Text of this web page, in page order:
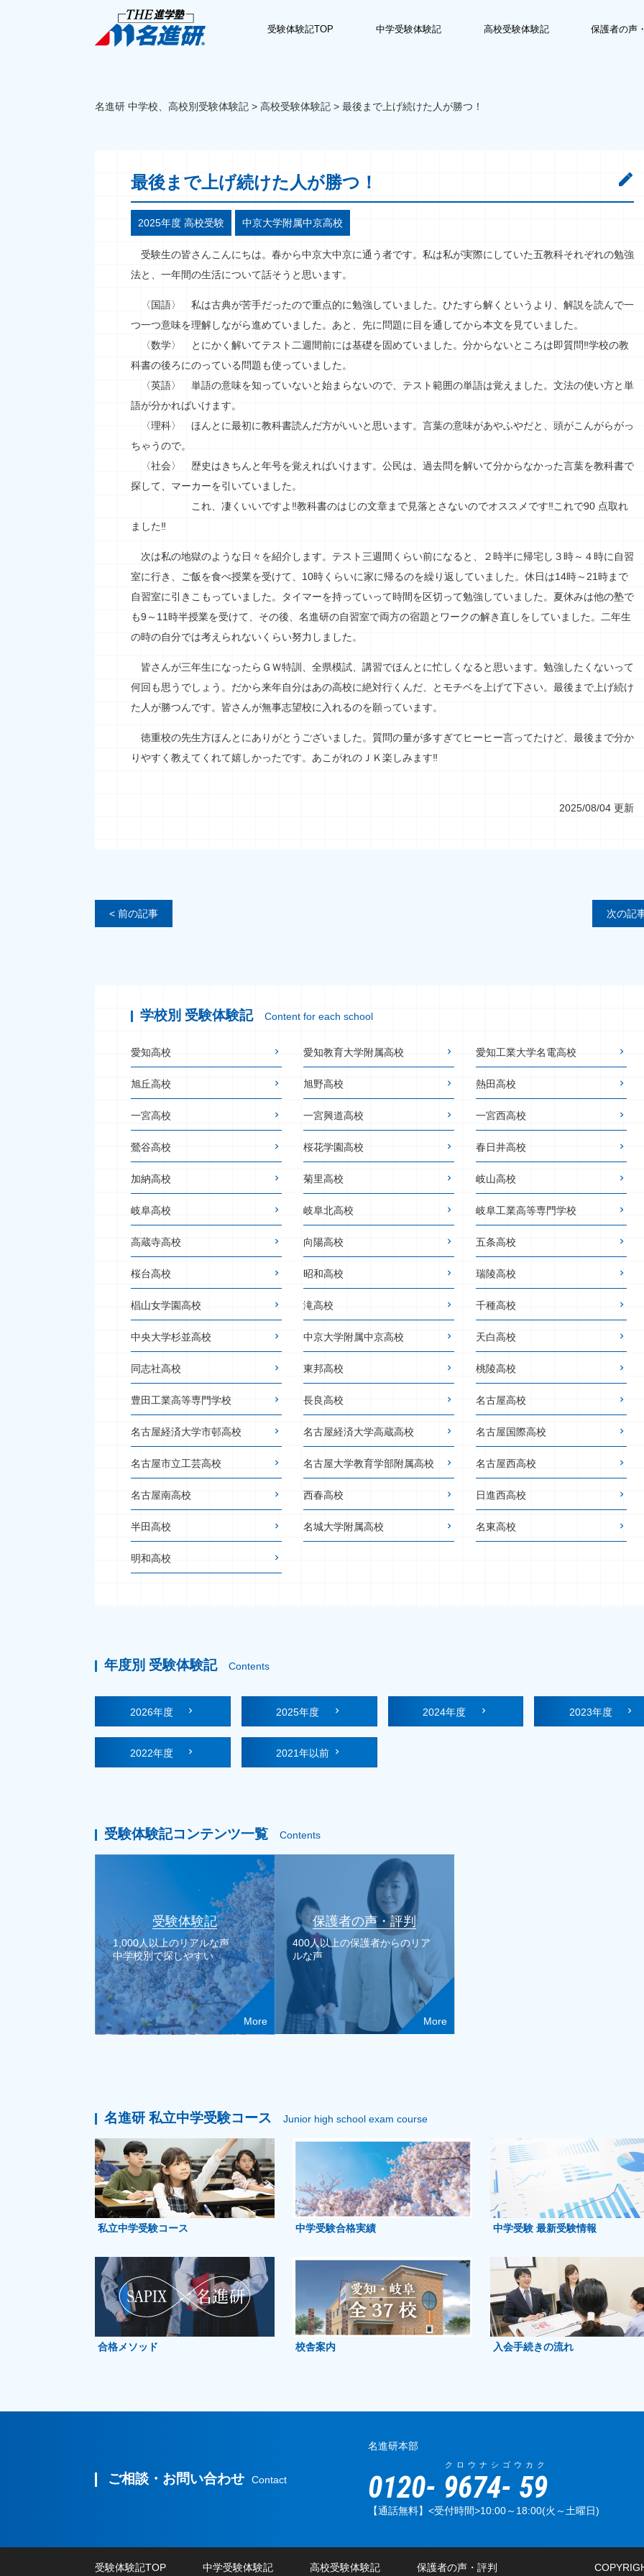
受験体験記TOP 中学受験体験記 高校受験体験記 保護者の声
名進研 中学校、高校別受験体験記 > 高校受験体験記 > 最後まで上げ続けた人が勝つ！
最後まで上げ続けた人が勝つ！
2025年度 高校受験 中京大学附属中京高校
受験生の皆さんこんにちは。春から中京大中京に通う者です。私は私が実際にしていた五教科それぞれの勉強
法と、一年間の生活について話そうと思います。
〈国語〉 私は古典が苦手だったので重点的に勉強していました。ひたすら解くというより、解説を読んで一
つ一つ意味を理解しながら進めていました。あと、先に問題に目を通してから本文を見ていました。
〈数学〉 とにかく解いてテスト二週間前には基礎を固めていました。分からないところは即質問‼学校の教
科書の後ろにのっている問題も使っていました。
〈英語〉 単語の意味を知っていないと始まらないので、テスト範囲の単語は覚えました。文法の使い方と単
語が分かればいけます。
〈理科〉 ほんとに最初に教科書読んだ方がいいと思います。言葉の意味があやふやだと、頭がこんがらがっ
ちゃうので。
〈社会〉 歴史はきちんと年号を覚えればいけます。公民は、過去問を解いて分からなかった言葉を教科書で
探して、マーカーを引いていました。
これ、凄くいいですよ‼教科書のはじの文章まで見落とさないのでオススメです‼これで90 点取れ
ました‼
次は私の地獄のような日々を紹介します。テスト三週間くらい前になると、２時半に帰宅し３時～４時に自習
室に行き、ご飯を食べ授業を受けて、10時くらいに家に帰るのを繰り返していました。休日は14時～21時まで
自習室に引きこもっていました。タイマーを持っていって時間を区切って勉強していました。夏休みは他の塾で
も9～11時半授業を受けて、その後、名進研の自習室で両方の宿題とワークの解き直しをしていました。二年生
の時の自分では考えられないくらい努力しました。
皆さんが三年生になったらＧＷ特訓、全県模試、講習でほんとに忙しくなると思います。勉強したくないって
何回も思うでしょう。だから来年自分はあの高校に絶対行くんだ、とモチベを上げて下さい。最後まで上げ続け
た人が勝つんです。皆さんが無事志望校に入れるのを願っています。
徳重校の先生方ほんとにありがとうございました。質問の量が多すぎてヒーヒー言ってたけど、最後まで分か
りやすく教えてくれて嬉しかったです。あこがれのＪＫ楽しみます‼
2025/08/04 更新
< 前の記事 次の記
学校別 受験体験記 Content for each school
愛知高校 愛知教育大学附属高校 愛知工業大学名電高校
旭丘高校 旭野高校 熱田高校
一宮高校 一宮興道高校 一宮西高校
鶯谷高校 桜花学園高校 春日井高校
加納高校 菊里高校 岐山高校
岐阜高校 岐阜北高校 岐阜工業高等専門学校
高蔵寺高校 向陽高校 五条高校
桜台高校 昭和高校 瑞陵高校
椙山女学園高校 滝高校 千種高校
中央大学杉並高校 中京大学附属中京高校 天白高校
同志社高校 東邦高校 桃陵高校
豊田工業高等専門学校 長良高校 名古屋高校
名古屋経済大学市邨高校 名古屋経済大学高蔵高校 名古屋国際高校
名古屋市立工芸高校 名古屋大学教育学部附属高校 名古屋西高校
名古屋南高校 西春高校 日進西高校
半田高校 名城大学附属高校 名東高校
明和高校
年度別 受験体験記 Contents
2026年度 2025年度 2024年度 2023年度
2022年度 2021年以前
受験体験記コンテンツ一覧 Contents
受験体験記
1,000人以上のリアルな声
中学校別で探しやすい
More
保護者の声・評判
400人以上の保護者からのリア
ルな声
More
名進研 私立中学受験コース Junior high school exam course
私立中学受験コース 中学受験合格実績 中学受験 最新受験情報
合格メソッド 校舎案内 入会手続きの流れ
ご相談・お問い合わせ Contact
名進研本部
0120- 9674
クロウナシ
- 59
ゴウカク
【通話無料】<受付時間>10:00～18:00(火～土曜日)
受験体験記TOP 中学受験体験記 高校受験体験記 保護者の声・評判